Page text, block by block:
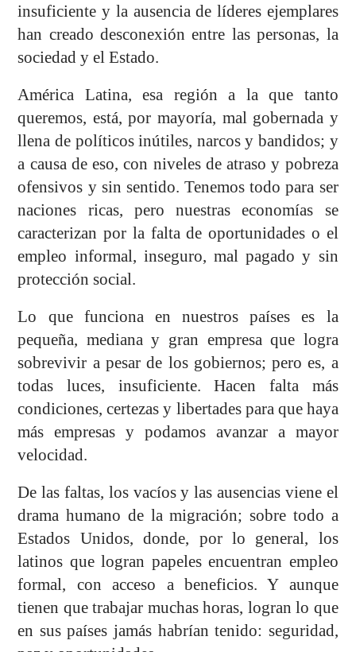
insuficiente y la ausencia de líderes ejemplares
han creado desconexión entre las personas, la
sociedad y el Estado.
América Latina, esa región a la que tanto
queremos, está, por mayoría, mal gobernada y
llena de políticos inútiles, narcos y bandidos; y
a causa de eso, con niveles de atraso y pobreza
ofensivos y sin sentido. Tenemos todo para ser
naciones ricas, pero nuestras economías se
caracterizan por la falta de oportunidades o el
empleo informal, inseguro, mal pagado y sin
protección social.
Lo que funciona en nuestros países es la
pequeña, mediana y gran empresa que logra
sobrevivir a pesar de los gobiernos; pero es, a
todas luces, insuficiente. Hacen falta más
condiciones, certezas y libertades para que haya
más empresas y podamos avanzar a mayor
velocidad.
De las faltas, los vacíos y las ausencias viene el
drama humano de la migración; sobre todo a
Estados Unidos, donde, por lo general, los
latinos que logran papeles encuentran empleo
formal, con acceso a beneficios. Y aunque
tienen que trabajar muchas horas, logran lo que
en sus países jamás habrían tenido: seguridad,